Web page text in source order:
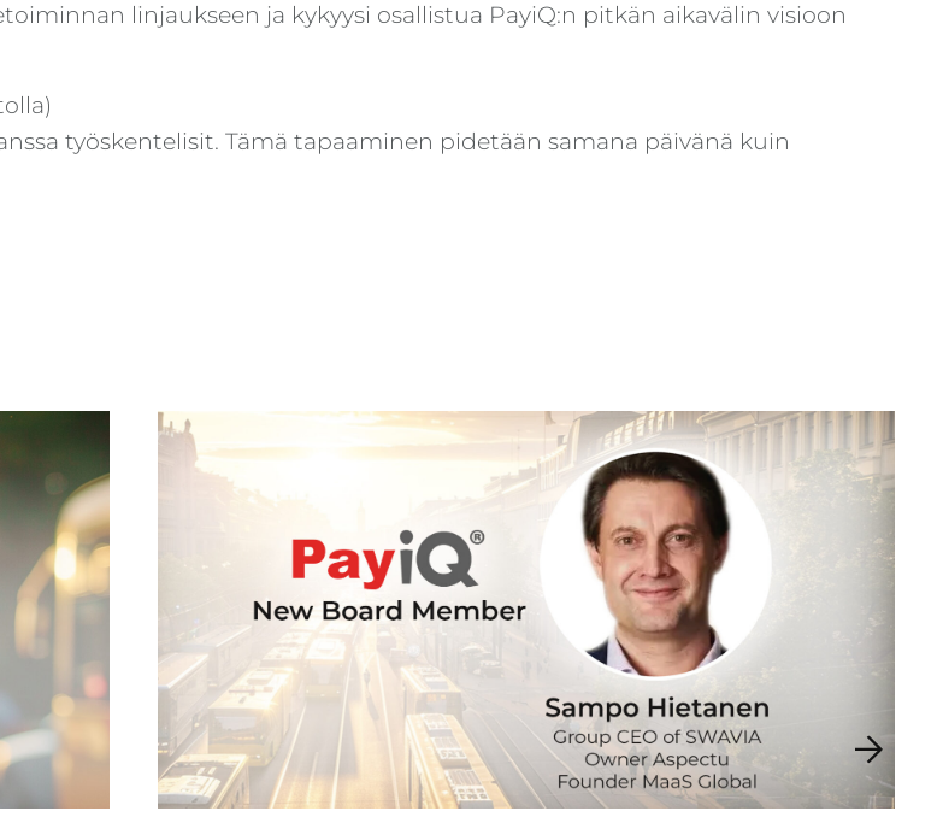
linjaukseen ja kykyysi osallistua PayiQ:n pitkän aikavälin visioon
työskentelisit. Tämä tapaaminen pidetään samana päivänä kuin